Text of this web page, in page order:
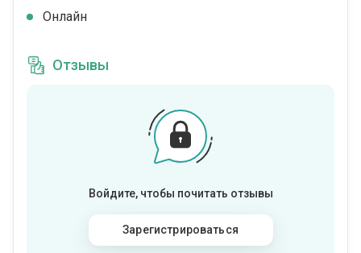
Онлайн
Отзывы
Войдите, чтобы почитать отзывы
Зарегистрироваться